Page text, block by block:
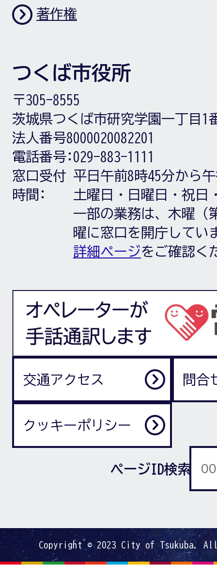
著作権
つくば市役所
〒305-8555
茨城県つくば市研究学園一丁目1
法人番号8000020082201
電話番号: 029-883-1111
窓口受付
時間:
平日午前8時45分から
土曜日・日曜日・祝日
一部の業務は、木曜（
曜に窓口を開庁してい
詳細ページをご確認く
交通アクセス 問合
クッキーポリシー
ページID検索
Copyright © 2023 City of Tsukuba.